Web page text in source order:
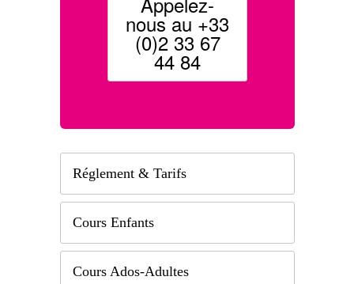
nous au +33
(0)2 33 67
44 84
Réglement & Tarifs
Cours Enfants
Cours Ados-Adultes